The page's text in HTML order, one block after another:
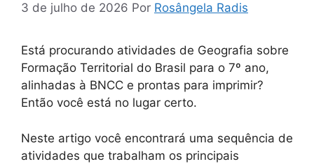
3 de julho de 2026 Por Rosângela Radis
Está procurando atividades de Geografia sobre
Formação Territorial do Brasil para o 7º ano,
alinhadas à BNCC e prontas para imprimir?
Então você está no lugar certo.
Neste artigo você encontrará uma sequência de
atividades que trabalham os principais